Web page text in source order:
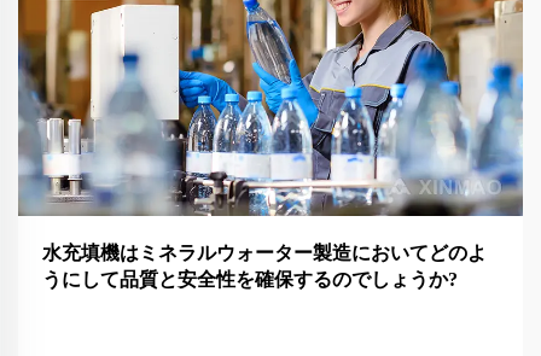
水充填機はミネラルウォーター製造においてどのよ
うにして品質と安全性を確保するのでしょうか?